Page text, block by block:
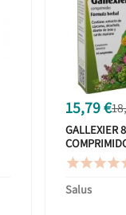
15,79 €
GALLEXIER

Salus